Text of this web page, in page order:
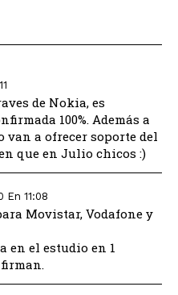
de Nokia, es
100%. Además a
van a ofrecer soporte del
que en Julio chicos :)
En 11:08
Movistar, Vodafone y
en el estudio en 1